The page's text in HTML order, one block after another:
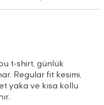
t-shirt, günlük
Regular fit kesimi,
yaka ve kısa kollu